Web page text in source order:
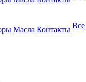
Масла Контакты Все